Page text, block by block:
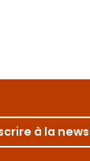
à la